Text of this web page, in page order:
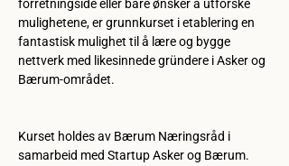
forretningsidé eller bare ønsker å utforske
mulighetene, er grunnkurset i etablering en
fantastisk mulighet til å lære og bygge
nettverk med likesinnede gründere i Asker og
Bærum-området.
Kurset holdes av Bærum Næringsråd i
samarbeid med Startup Asker og Bærum.